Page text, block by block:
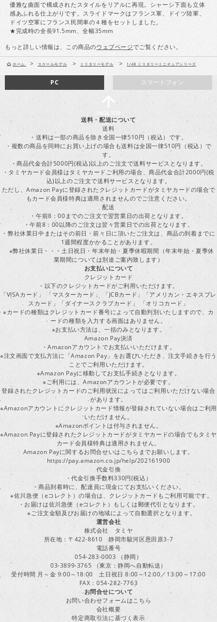
優雅な曲面で構成されたスタイルをリアルに再現。シャーシ下面も立体
感あふれる仕上がりです。スライドマークはフランス軍、ドイツ陸軍、
ドイツ空軍にフランス民間車の４種をセットしました。
★完成時の全長91.5mm、全幅35mm
もっと詳しい情報は、この商品のウェブページでご覧ください。
ホーム > スケールモデル > ミリタリーモデル > 1/48 ミリタリーミニチュアシリーズ
スマートフォン
PC
送料・配送について
送料
・送料は一部の商品を除き全国一律510円（税込）です。
・複数の商品を同時にお買い上げの場合も送料は全国一律510円（税込）で
す。
・商品代金合計5000円(税込)以上のご注文で送料サービスとなります。
・タミヤカード会員様はタミヤカードご利用の場合、商品代金合計2000円(税
込)以上のご注文で送料サービスとなります。
ただし、Amazon Payに登録されたクレジットカードがタミヤカードの場合で
もカード会員様特典は適用されませんのでご注意ください。
配送
・午前8：00までのご注文で翌営業日の出荷となります。
・午前8：00以降のご注文は翌々営業日での出荷となります。
・弊社休業日中またはその前日・前々日に頂いたご注文は、商品の到着までに
1週間程度かかることがあります。
※弊社休業日・・・土日祝日・年末年始・夏季休暇期間（年末年始・夏季休
業期間については別途ご案内致します）
お支払いについて
クレジットカード
・以下のクレジットカードがご利用いただけます。
「VISAカード」 「マスターカード」 「JCBカード」「アメリカン・エキスプレ
スカード」「ダイナースクラブカード」 「オリコカード」
※カードの種類はクレジットカード番号によって自動判別いたしますので、カ
ードの種類を入力する画面はありません。
※お支払い方法は、一括のみとなります。
Amazon Pay決済
・Amazonアカウントでお支払いいただけます。
※注文画面で支払方法に「Amazon Pay」をお選びいただき、注文手続きを行う
ことでご利用いただけます。
※Amazon Payに移動してお支払手続きとなります。
※ご利用には、Amazonアカウントが必要です。
登録されたクレジットカードのご利用状況によってはご利用いただけない場合
があります。
※Amazonアカウントにクレジットカード情報が登録されていない場合はご利用
いただけません。
※Amazonポイントは付与されません。
※Amazon Payに登録されたクレジットカードがタミヤカードの場合でもタミヤ
カード会員様特典は適用されません。
Amazon Payに関するお問合せいはこちらまでお願いします。
https://pay.amazon.co.jp/help/202161900
代金引換
・代金引換手数料330円(税込）
・商品到着時に、配達員に現金にてお支払いください。
※佐川急便（eコレクト）の場合は、クレジットカードもご利用可能です。
・お届けは佐川急便（eコレクト）もしくは郵便代引となります。
※ご注文金額及びお届けの地域によって自動選択となります。
運営会社
株式会社 タミヤ
所在地：〒422-8610 静岡市駿河区恩田原3-7
電話番号
054-283-0003 （静岡）
03-3899-3765 （東京：静岡へ自動転送）
受付時間 月～金 9:00～18:00 土日祝日 8:00～12:00／13:00～17:00
FAX：054-282-7763
お問合せについて
お問い合わせフォームはこちら
会社概要
特定商取引法に基づく表示